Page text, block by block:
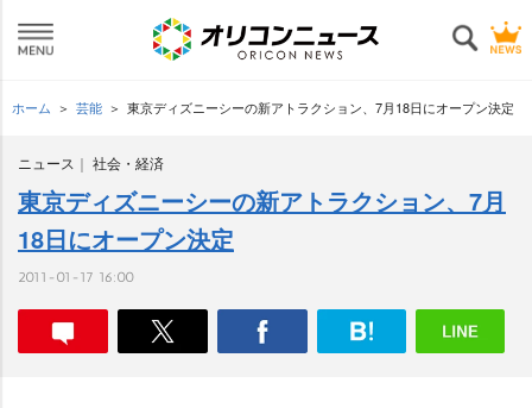
ホーム 芸能 東京ディズニーシーの新アトラクション、7月18日にオープン決定
ニュース 社会・経済
東京ディズニーシーの新アトラクション、7月
18日にオープン決定
2011-01-17 16:00